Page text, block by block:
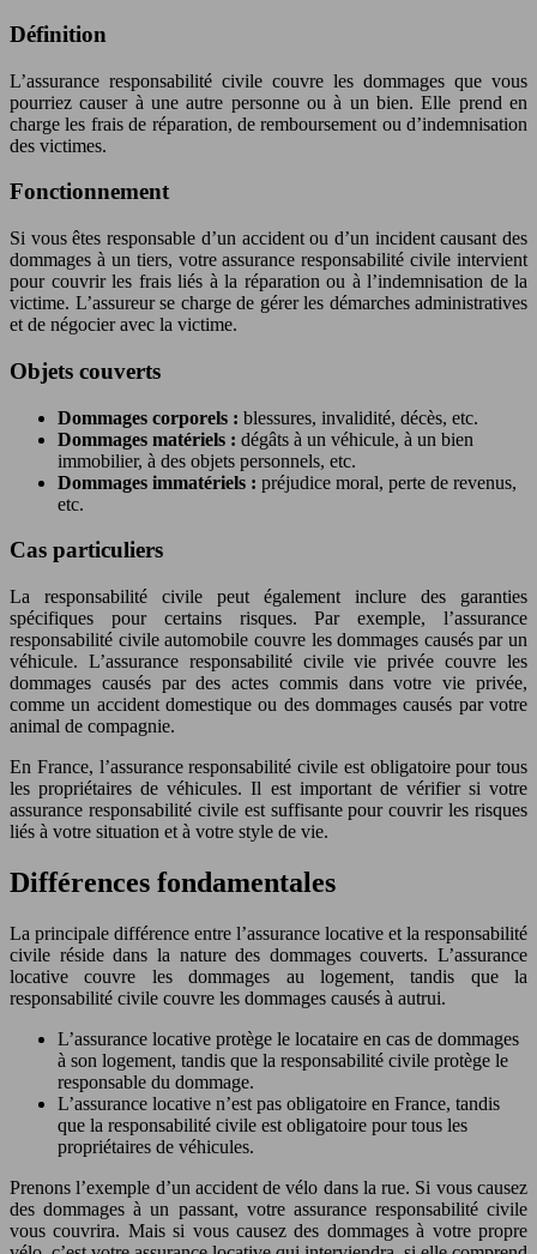
Définition
L’assurance responsabilité civile couvre les dommages que vous
pourriez causer à une autre personne ou à un bien. Elle prend en
charge les frais de réparation, de remboursement ou d’indemnisation
des victimes.
Fonctionnement
Si vous êtes responsable d’un accident ou d’un incident causant des
dommages à un tiers, votre assurance responsabilité civile intervient
pour couvrir les frais liés à la réparation ou à l’indemnisation de la
victime. L’assureur se charge de gérer les démarches administratives
et de négocier avec la victime.
Objets couverts
Dommages corporels : blessures, invalidité, décès, etc.
Dommages matériels : dégâts à un véhicule, à un bien
immobilier, à des objets personnels, etc.
Dommages immatériels : préjudice moral, perte de revenus,
etc.
Cas particuliers
La responsabilité civile peut également inclure des garanties
spécifiques pour certains risques. Par exemple, l’assurance
responsabilité civile automobile couvre les dommages causés par un
véhicule. L’assurance responsabilité civile vie privée couvre les
dommages causés par des actes commis dans votre vie privée,
comme un accident domestique ou des dommages causés par votre
animal de compagnie.
En France, l’assurance responsabilité civile est obligatoire pour tous
les propriétaires de véhicules. Il est important de vérifier si votre
assurance responsabilité civile est suffisante pour couvrir les risques
liés à votre situation et à votre style de vie.
Différences fondamentales
La principale différence entre l’assurance locative et la responsabilité
civile réside dans la nature des dommages couverts. L’assurance
locative couvre les dommages au logement, tandis que la
responsabilité civile couvre les dommages causés à autrui.
L’assurance locative protège le locataire en cas de dommages
à son logement, tandis que la responsabilité civile protège le
responsable du dommage.
L’assurance locative n’est pas obligatoire en France, tandis
que la responsabilité civile est obligatoire pour tous les
propriétaires de véhicules.
Prenons l’exemple d’un accident de vélo dans la rue. Si vous causez
des dommages à un passant, votre assurance responsabilité civile
vous couvrira. Mais si vous causez des dommages à votre propre